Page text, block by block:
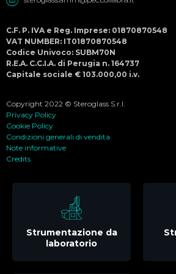
C.F. P. IVA e Reg. Imprese: 01870870548
VAT NUMBER: IT01870870548
Codice Univoco: SUBM70N
R.E.A. C.C.I.A. di Perugia n. 164737
Capitale sociale € 103.000,00 i.v.
Copyright 2022 © Steroglass S.r.l.
Privacy Policy
Cookie Policy
Condizioni generali di vendita
Note informative
Credits
Strumentazione da
laboratorio